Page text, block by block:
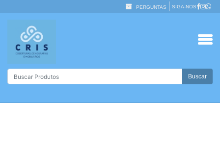
PERGUNTAS SIGA-NOS
Buscar